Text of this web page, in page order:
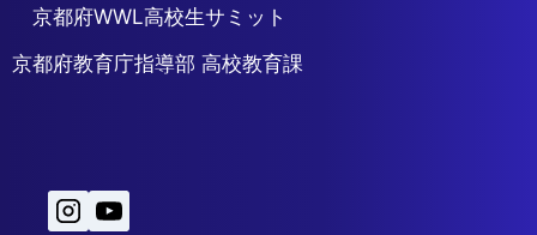
京都府WWL高校生サミット
京都府教育庁指導部 高校教育課